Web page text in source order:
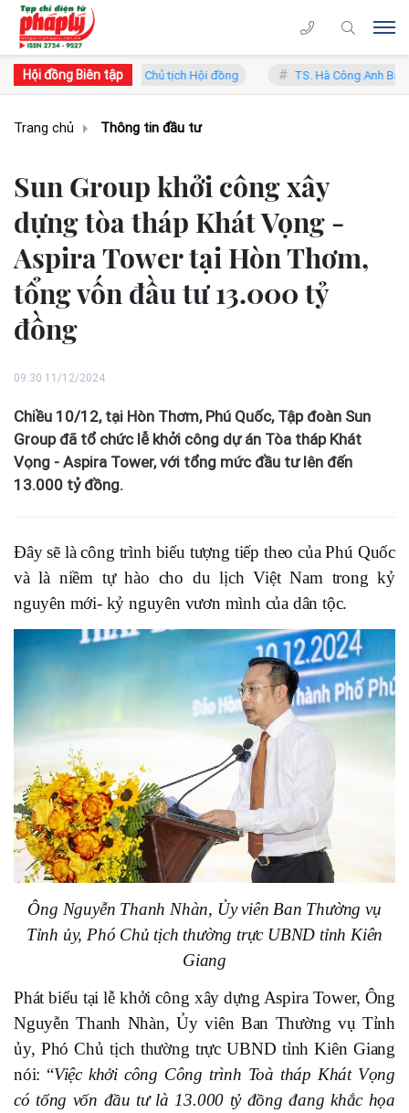
Hội đồng Biên tập
- Phó Chủ tịch Hội đồng TS. Hà Công Anh Bảo - Phó Chủ tịch
Trang chủ Thông tin đầu tư
Sun Group khởi công xây
dựng tòa tháp Khát Vọng -
Aspira Tower tại Hòn Thơm,
tổng vốn đầu tư 13.000 tỷ
đồng
09:30 11/12/2024
Chiều 10/12, tại Hòn Thơm, Phú Quốc, Tập đoàn Sun
Group đã tổ chức lễ khởi công dự án Tòa tháp Khát
Vọng - Aspira Tower, với tổng mức đầu tư lên đến
13.000 tỷ đồng.
Đây sẽ là công trình biểu tượng tiếp theo của Phú Quốc
và là niềm tự hào cho du lịch Việt Nam trong kỷ
nguyên mới- kỷ nguyên vươn mình của dân tộc.
Ông Nguyễn Thanh Nhàn, Ủy viên Ban Thường vụ
Tỉnh ủy, Phó Chủ tịch thường trực UBND tỉnh Kiên
Giang
Phát biểu tại lễ khởi công xây dựng Aspira Tower, Ông
Nguyễn Thanh Nhàn, Ủy viên Ban Thường vụ Tỉnh
ủy, Phó Chủ tịch thường trực UBND tỉnh Kiên Giang
nói: “Việc khởi công Công trình Toà tháp Khát Vọng
có tổng vốn đầu tư là 13.000 tỷ đồng đang khắc họa